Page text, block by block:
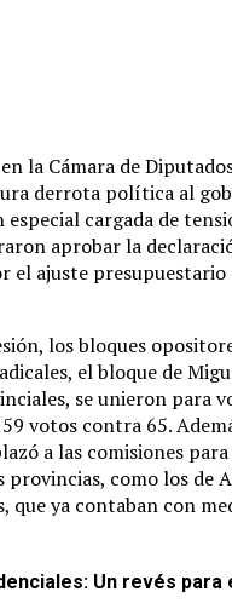
la Cámara de
derrota política al
especial cargada de
aprobar la
el ajuste
los bloques
el bloque de
se unieron para
votos contra 65.
a las comisiones
provincias, como los de
que ya contaban con
Un revés para